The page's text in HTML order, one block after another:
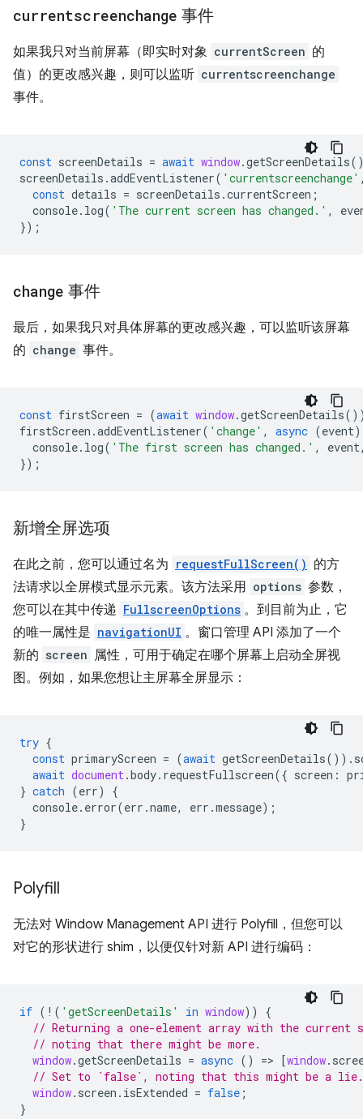
currentscreenchange 事件
如果我只对当前屏幕（即实时对象 currentScreen 的
值）的更改感兴趣，则可以监听 currentscreenchange
事件。
const screenDetails = await window.getScreenDetails
screenDetails .addEventListener( 'currentscreenchange'
const details = screenDetails .currentScreen ;
console. log( 'The current screen has changed.' ,
});
change 事件
最后，如果我只对具体屏幕的更改感兴趣，可以监听该屏幕
的 change 事件。
const firstScreen = (await window.getScreenDetails
firstScreen .addEventListener( 'change' , async (event)
console. log( 'The first screen has changed.' , event
});
新增全屏选项
在此之前，您可以通过名为 requestFullScreen() 的方
法请求以全屏模式显示元素。该方法采用 options 参数，
您可以在其中传递 FullscreenOptions 。到目前为止，它
的唯一属性是 navigationUI 。窗口管理 API 添加了一个
新的 screen 属性，可用于确定在哪个屏幕上启动全屏视
图。例如，如果您想让主屏幕全屏显示：
try {
const primaryScreen = (await getScreenDetails()).
await document.body. requestFullscreen({ screen :
} catch (err)
{
console. error(err .name, err .message);
}
Polyfill
无法对 Window Management API 进行 Polyfill，但您可以
对它的形状进行 shim，以便仅针对新 API 进行编码：
if ( ! ( 'getScreenDetails' in window))
{
// Returning a one-element array with the current
// noting that there might be more.
window.getScreenDetails = async () => [window.
// Set to `false`, noting that this might be a lie.
window. screen . isExtended = false ;
}